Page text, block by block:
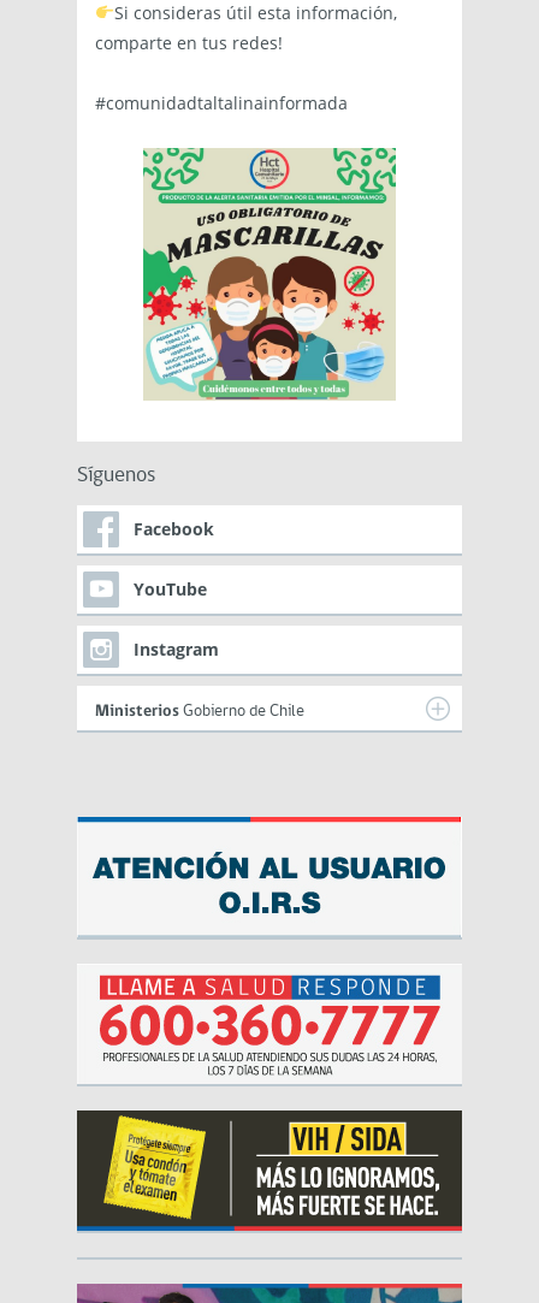
Si consideras útil esta información,
comparte en tus redes!
#comunidadtaltalinainformada
Síguenos
Facebook
YouTube
Instagram
Ministerios Gobierno de Chile